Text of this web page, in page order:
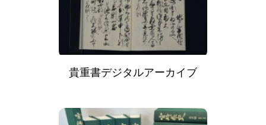
貴重書デジタルアーカイブ